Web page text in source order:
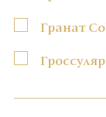
Гранат
Гроссуляр